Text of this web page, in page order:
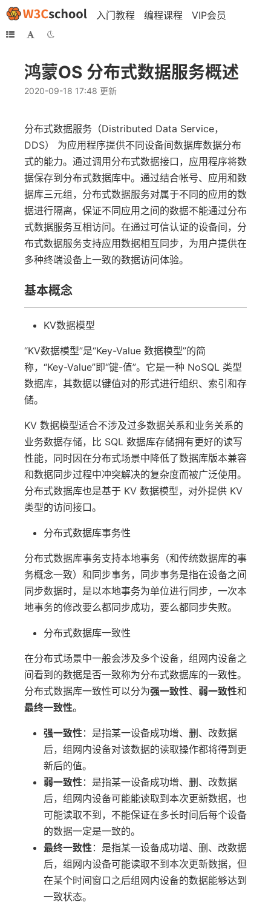
入门教程 编程课程 VIP会员
鸿蒙OS 分布式数据服务概述
2020-09-18 17:48 更新
分布式数据服务（Distributed Data Service，
DDS） 为应用程序提供不同设备间数据库数据分布
式的能力。通过调用分布式数据接口，应用程序将数
据保存到分布式数据库中。通过结合帐号、应用和数
据库三元组，分布式数据服务对属于不同的应用的数
据进行隔离，保证不同应用之间的数据不能通过分布
式数据服务互相访问。在通过可信认证的设备间，分
布式数据服务支持应用数据相互同步，为用户提供在
多种终端设备上一致的数据访问体验。
基本概念
KV数据模型
“KV数据模型”是“Key-Value 数据模型”的简
称，“Key-Value”即“键-值”。它是一种 NoSQL 类型
数据库，其数据以键值对的形式进行组织、索引和存
储。
KV 数据模型适合不涉及过多数据关系和业务关系的
业务数据存储，比 SQL 数据库存储拥有更好的读写
性能，同时因在分布式场景中降低了数据库版本兼容
和数据同步过程中冲突解决的复杂度而被广泛使用。
分布式数据库也是基于 KV 数据模型，对外提供 KV
类型的访问接口。
分布式数据库事务性
分布式数据库事务支持本地事务（和传统数据库的事
务概念一致）和同步事务，同步事务是指在设备之间
同步数据时，是以本地事务为单位进行同步，一次本
地事务的修改要么都同步成功，要么都同步失败。
分布式数据库一致性
在分布式场景中一般会涉及多个设备，组网内设备之
间看到的数据是否一致称为分布式数据库的一致性。
分布式数据库一致性可以分为强一致性、 弱一致性和
最终一致性。
强一致性：是指某一设备成功增、删、改数据
后，组网内设备对该数据的读取操作都将得到更
新后的值。
弱一致性：是指某一设备成功增、删、改数据
后，组网内设备可能能读取到本次更新数据，也
可能读取不到，不能保证在多长时间后每个设备
的数据一定是一致的。
最终一致性：是指某一设备成功增、删、改数据
后，组网内设备可能读取不到本次更新数据，但
在某个时间窗口之后组网内设备的数据能够达到
一致状态。